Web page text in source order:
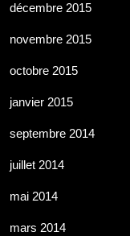
décembre 2015
novembre 2015
octobre 2015
janvier 2015
septembre 2014
juillet 2014
mai 2014
mars 2014